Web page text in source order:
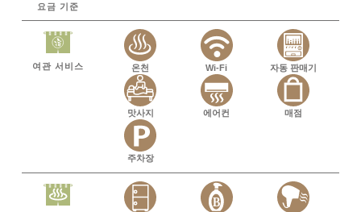
요금 기준
여관 서비스 온천 Wi-Fi 자동 판매기
맛사지 에어컨 매점
주차장